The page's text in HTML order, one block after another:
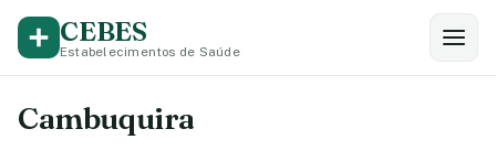
CEBES
Estabelecimentos de Saúde
Cambuquira